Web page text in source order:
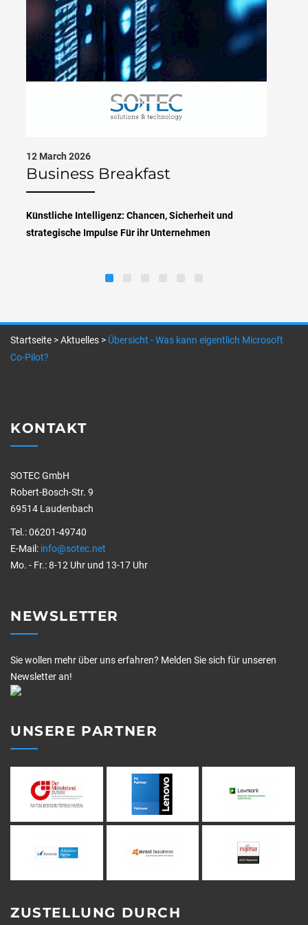
12 March 2026
Business Breakfast
Künstliche Intelligenz: Chancen, Sicherheit und
strategische Impulse Für ihr Unternehmen
Startseite >Aktuelles > Übersicht - Was kann eigentlich Microsoft
Co-Pilot?
KONTAKT
SOTEC GmbH
Robert-Bosch-Str. 9
69514 Laudenbach
Tel.: 06201-49740
E-Mail: info@sotec.net
Mo. - Fr.: 8-12 Uhr und 13-17 Uhr
NEWSLETTER
Sie wollen mehr über uns erfahren? Melden Sie sich für unseren
Newsletter an!
UNSERE PARTNER
ZUSTELLUNG DURCH